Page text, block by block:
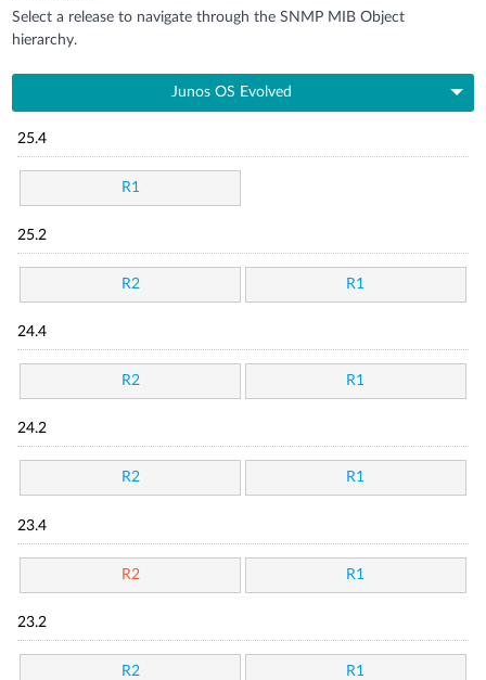
Select a release to navigate through the SNMP MIB Object
hierarchy.
Junos OS Evolved
25.4
R1
25.2
R2 R1
24.4
R2 R1
24.2
R2 R1
23.4
R2 R1
23.2
R2 R1